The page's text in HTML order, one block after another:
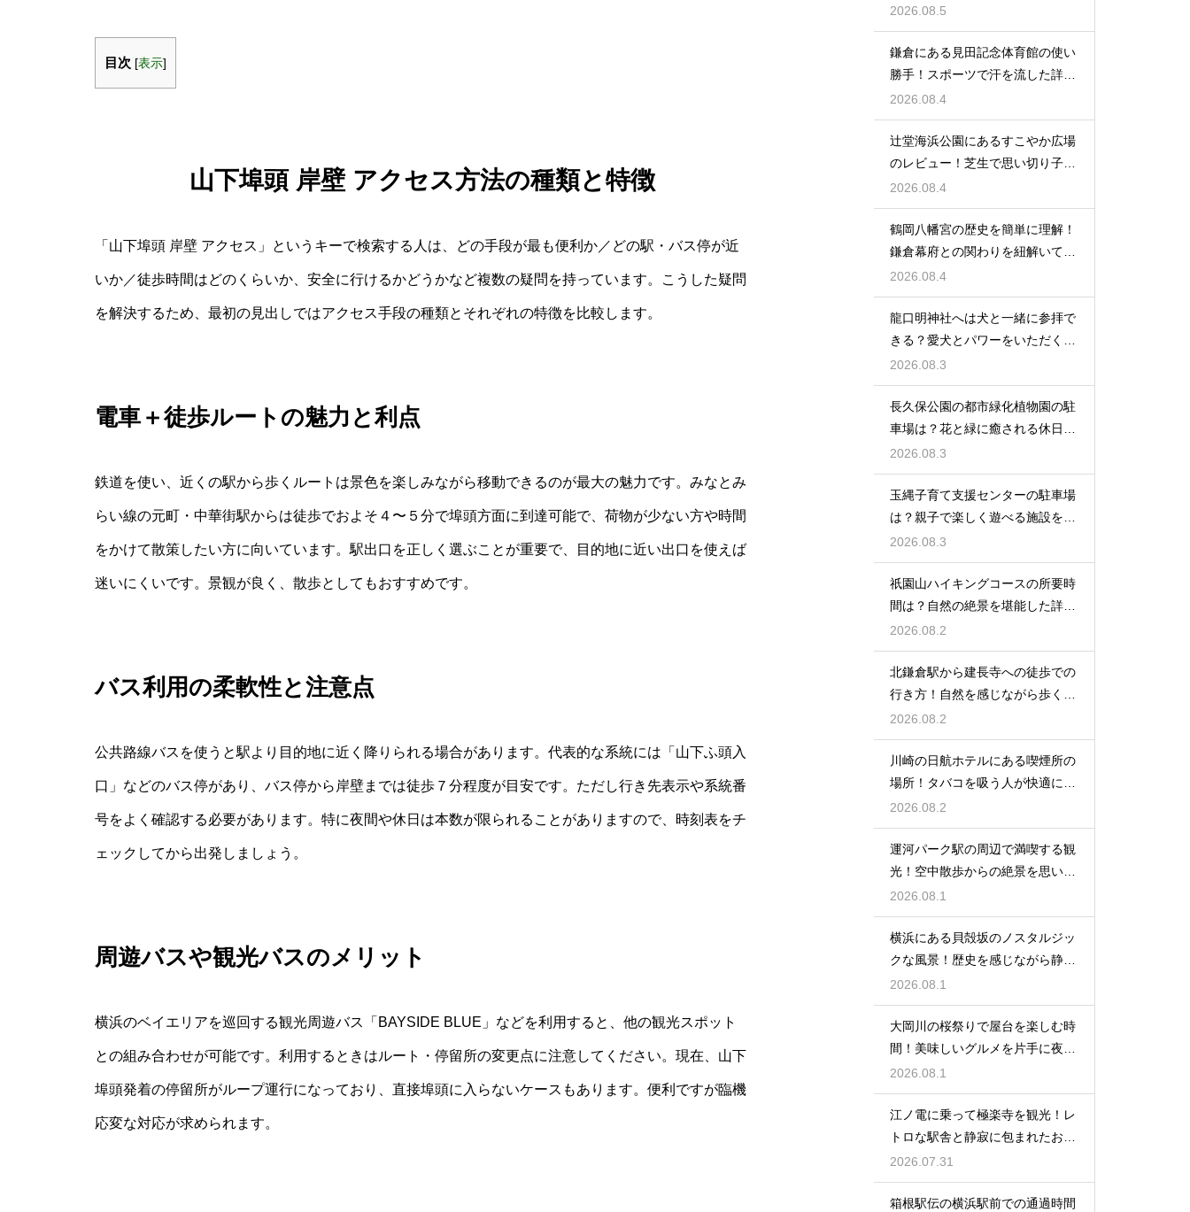
目次 [表示]
山下埠頭 岸壁 アクセス方法の種類と特徴
「山下埠頭 岸壁 アクセス」というキーで検索する人は、どの手段が最も便利か／どの駅・バス停が近
いか／徒歩時間はどのくらいか、安全に行けるかどうかなど複数の疑問を持っています。こうした疑問
を解決するため、最初の見出しではアクセス手段の種類とそれぞれの特徴を比較します。
電車＋徒歩ルートの魅力と利点
鉄道を使い、近くの駅から歩くルートは景色を楽しみながら移動できるのが最大の魅力です。みなとみ
らい線の元町・中華街駅からは徒歩でおよそ４〜５分で埠頭方面に到達可能で、荷物が少ない方や時間
をかけて散策したい方に向いています。駅出口を正しく選ぶことが重要で、目的地に近い出口を使えば
迷いにくいです。景観が良く、散歩としてもおすすめです。
バス利用の柔軟性と注意点
公共路線バスを使うと駅より目的地に近く降りられる場合があります。代表的な系統には「山下ふ頭入
口」などのバス停があり、バス停から岸壁までは徒歩７分程度が目安です。ただし行き先表示や系統番
号をよく確認する必要があります。特に夜間や休日は本数が限られることがありますので、時刻表をチ
ェックしてから出発しましょう。
周遊バスや観光バスのメリット
横浜のベイエリアを巡回する観光周遊バス「BAYSIDE BLUE」などを利用すると、他の観光スポット
との組み合わせが可能です。利用するときはルート・停留所の変更点に注意してください。現在、山下
埠頭発着の停留所がループ運行になっており、直接埠頭に入らないケースもあります。便利ですが臨機
応変な対応が求められます。
レビュー
2026.08.5
鎌倉にある見田記念体育館の使い
勝手！スポーツで汗を流した詳細
レビュー
2026.08.4
辻堂海浜公園にあるすこやか広場
のレビュー！芝生で思い切り子供
と遊ぶ休日
2026.08.4
鶴岡八幡宮の歴史を簡単に理解！
鎌倉幕府との関わりを紐解いて観
光を楽しむ
2026.08.4
龍口明神社へは犬と一緒に参拝で
きる？愛犬とパワーをいただくた
めの注意点
2026.08.3
長久保公園の都市緑化植物園の駐
車場は？花と緑に癒される休日を
レビュー
2026.08.3
玉縄子育て支援センターの駐車場
は？親子で楽しく遊べる施設を徹
底レビュー
2026.08.3
祇園山ハイキングコースの所要時
間は？自然の絶景を堪能した詳細
レビュー
2026.08.2
北鎌倉駅から建長寺への徒歩での
行き方！自然を感じながら歩く癒
しの時間
2026.08.2
川崎の日航ホテルにある喫煙所の
場所！タバコを吸う人が快適に滞
在する秘訣
2026.08.2
運河パーク駅の周辺で満喫する観
光！空中散歩からの絶景を思い切
り楽しむ
2026.08.1
横浜にある貝殻坂のノスタルジッ
クな風景！歴史を感じながら静か
に散策する
2026.08.1
大岡川の桜祭りで屋台を楽しむ時
間！美味しいグルメを片手に夜桜
を満喫する
2026.08.1
江ノ電に乗って極楽寺を観光！レ
トロな駅舎と静寂に包まれたお寺
に癒される
2026.07.31
箱根駅伝の横浜駅前での通過時間